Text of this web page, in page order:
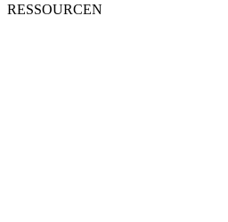
RESSOURCEN